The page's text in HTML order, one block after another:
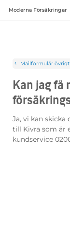
Mailformulär övrigt
Kan jag få
Ja, vi kan
till Kivra som är
kundservice